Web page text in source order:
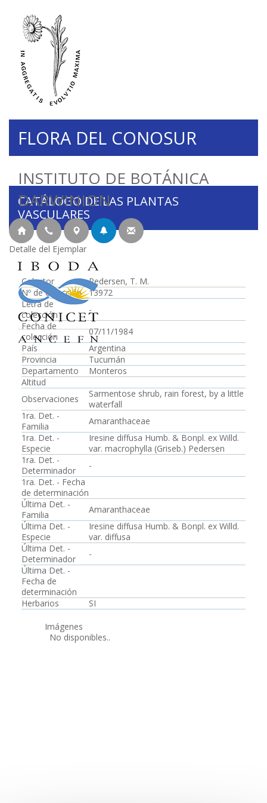
INSTITUTO DE BOTÁNICA
DARWINION
FLORA DEL CONOSUR
CATÁLOGO DE LAS PLANTAS
VASCULARES
Detalle del Ejemplar
Colector
Pedersen, T. M.
Nº de colección
13972
Letra de
colección
-
Fecha de
colección
07/11/1984
País
Argentina
Provincia
Tucumán
Departamento
Monteros
Altitud
Observaciones
Sarmentose shrub, rain forest, by a little
waterfall
1ra. Det. -
Familia
Amaranthaceae
1ra. Det. -
Especie
Iresine diffusa Humb. & Bonpl. ex Willd.
var. macrophylla (Griseb.) Pedersen
1ra. Det. -
Determinador
-
1ra. Det. - Fecha
de determinación
Última Det. -
Familia
Amaranthaceae
Última Det. -
Especie
Iresine diffusa Humb. & Bonpl. ex Willd.
var. diffusa
Última Det. -
Determinador
-
Última Det. -
Fecha de
determinación
Herbarios
SI
Imágenes
No disponibles..